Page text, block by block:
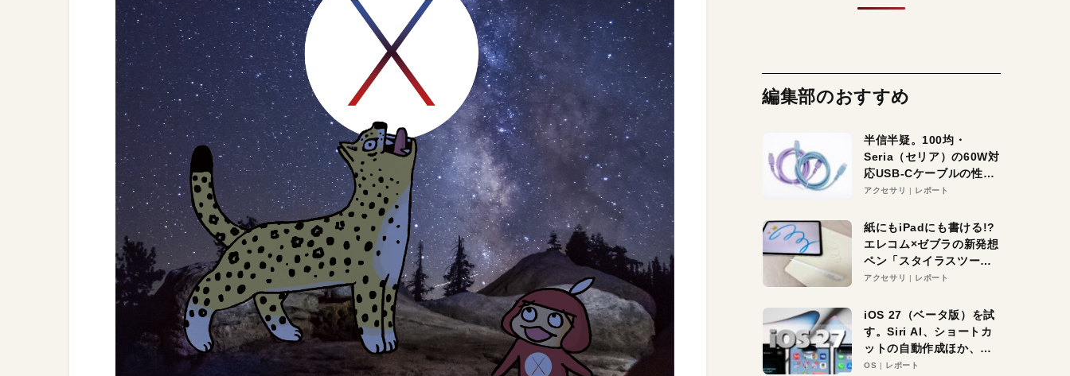
編集部のおすすめ
半信半疑。100均・
Seria（セリア）の60W対
応USB-Cケーブルの性能
を検証。超コスパの1本を
アクセサリ レポート
紙にもiPadにも書ける!?
エレコム×ゼブラの新発想
ペン「スタイラスツーウ
ェイ」レビュー。持ち替
アクセサリ レポート
iOS 27（ベータ版）を試
す。Siri AI、ショートカ
ットの自動作成ほか、期
待大の便利機能5選。
OS レポート